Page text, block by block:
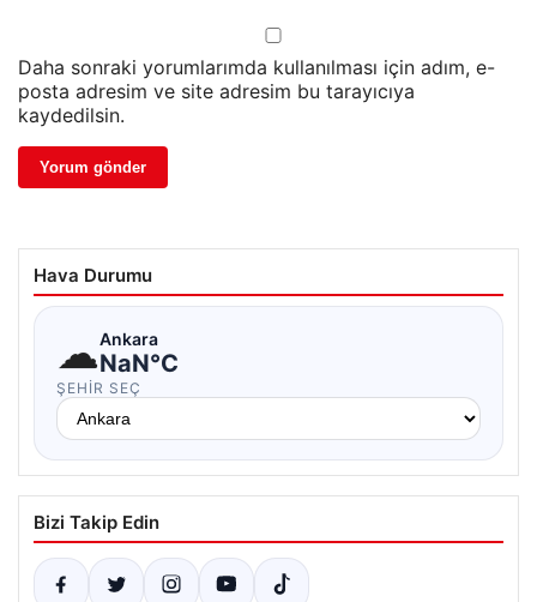
Daha sonraki yorumlarımda kullanılması için adım, e-
posta adresim ve site adresim bu tarayıcıya
kaydedilsin.
Hava Durumu
☁Ankara
NaN°C
ŞEHIR SEÇ
Bizi Takip Edin